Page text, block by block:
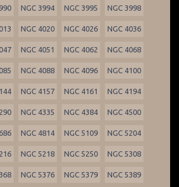
NGC 3994 NGC 3995 NGC 3998
NGC 4020 NGC 4026 NGC 4036
NGC 4051 NGC 4062 NGC 4068
NGC 4088 NGC 4096 NGC 4100
NGC 4157 NGC 4161 NGC 4194
NGC 4335 NGC 4384 NGC 4500
NGC 4814 NGC 5109 NGC 5204
NGC 5218 NGC 5250 NGC 5308
NGC 5376 NGC 5379 NGC 5389